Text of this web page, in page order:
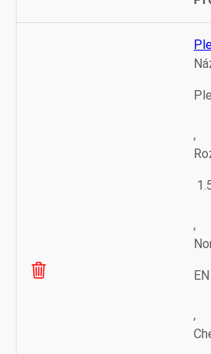
položkuimage
,
,
,